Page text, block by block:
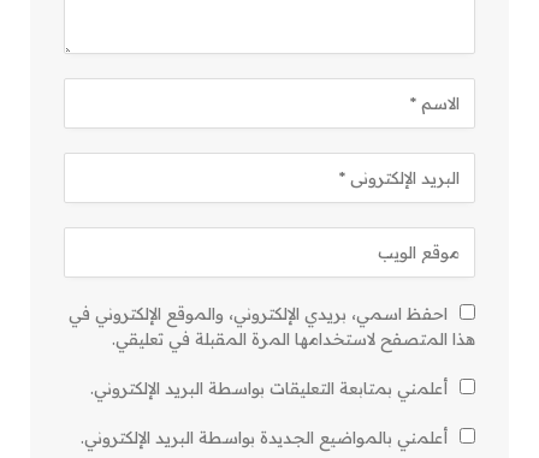
احفظ اسمي، بريدي الإلكتروني، والموقع الإلكتروني في
هذا المتصفح لاستخدامها المرة المقبلة في تعليقي.
أعلمني بمتابعة التعليقات بواسطة البريد الإلكتروني.
أعلمني بالمواضيع الجديدة بواسطة البريد الإلكتروني.